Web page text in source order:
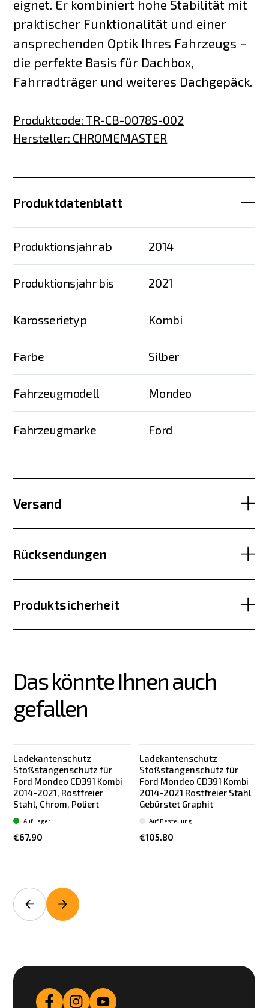
eignet. Er kombiniert hohe Stabilität mit
praktischer Funktionalität und einer
ansprechenden Optik Ihres Fahrzeugs –
die perfekte Basis für Dachbox,
Fahrradträger und weiteres Dachgepäck.
Produktcode:TR-CB-0078S-002
Hersteller: CHROMEMASTER
Produktdatenblatt
Produktionsjahr ab 2014
Produktionsjahr bis 2021
Karosserietyp Kombi
Farbe Silber
Fahrzeugmodell Mondeo
Fahrzeugmarke Ford
Versand
Rücksendungen
Produktsicherheit
Das könnte Ihnen auch
gefallen
Ladekantenschutz
Stoßstangenschutz für
Ford Mondeo CD391 Kombi
2014-2021, Rostfreier
Stahl, Chrom, Poliert
€67.90
Auf Lager
Ladekantenschutz
Stoßstangenschutz für
Ford Mondeo CD391 Kombi
2014-2021 Rostfreier Stahl
Gebürstet Graphit
€105.80
Auf Bestellung